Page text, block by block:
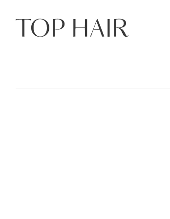
Inhalt
springen